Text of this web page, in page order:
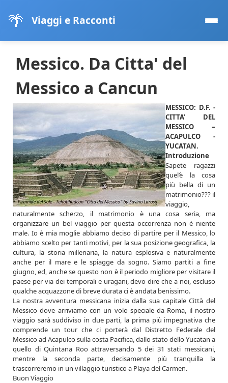
🌴 Viaggi e Racconti
Messico. Da Citta' del
Messico a Cancun
MESSICO: D.F. -
CITTA’ DEL
MESSICO –
ACAPULCO -
YUCATAN.
Introduzione
Sapete ragazzi
quel’è la cosa
più bella di un
matrimonio??? il
viaggio,
naturalmente scherzo, il matrimonio è una cosa seria, ma
organizzare un bel viaggio per questa occorrenza non è niente
male. Io è mia moglie abbiamo deciso di partire per il Messico, lo
abbiamo scelto per tanti motivi, per la sua posizione geografica, la
cultura, la storia millenaria, la natura esplosiva e naturalmente
anche per il mare e le spiagge da sogno. Siamo partiti a fine
giugno, ed, anche se questo non è il periodo migliore per visitare il
paese per via dei temporali e uragani, devo dire che a noi, escluso
qualche acquazzone di breve durata ci è andata benissimo.
La nostra avventura messicana inizia dalla sua capitale Città del
Messico dove arriviamo con un volo speciale da Roma, il nostro
viaggio sarà suddiviso in due parti, la prima più impegnativa che
comprende un tour che ci porterà dal Distretto Federale del
Messico ad Acapulco sulla costa Pacifica, dallo stato dello Yucatan a
quello di Quintana Roo attraversando 5 dei 31 stati messicani,
mentre la seconda parte, decisamente più tranquilla la
trascorreremo in un villaggio turistico a Playa del Carmen.
Buon Viaggio